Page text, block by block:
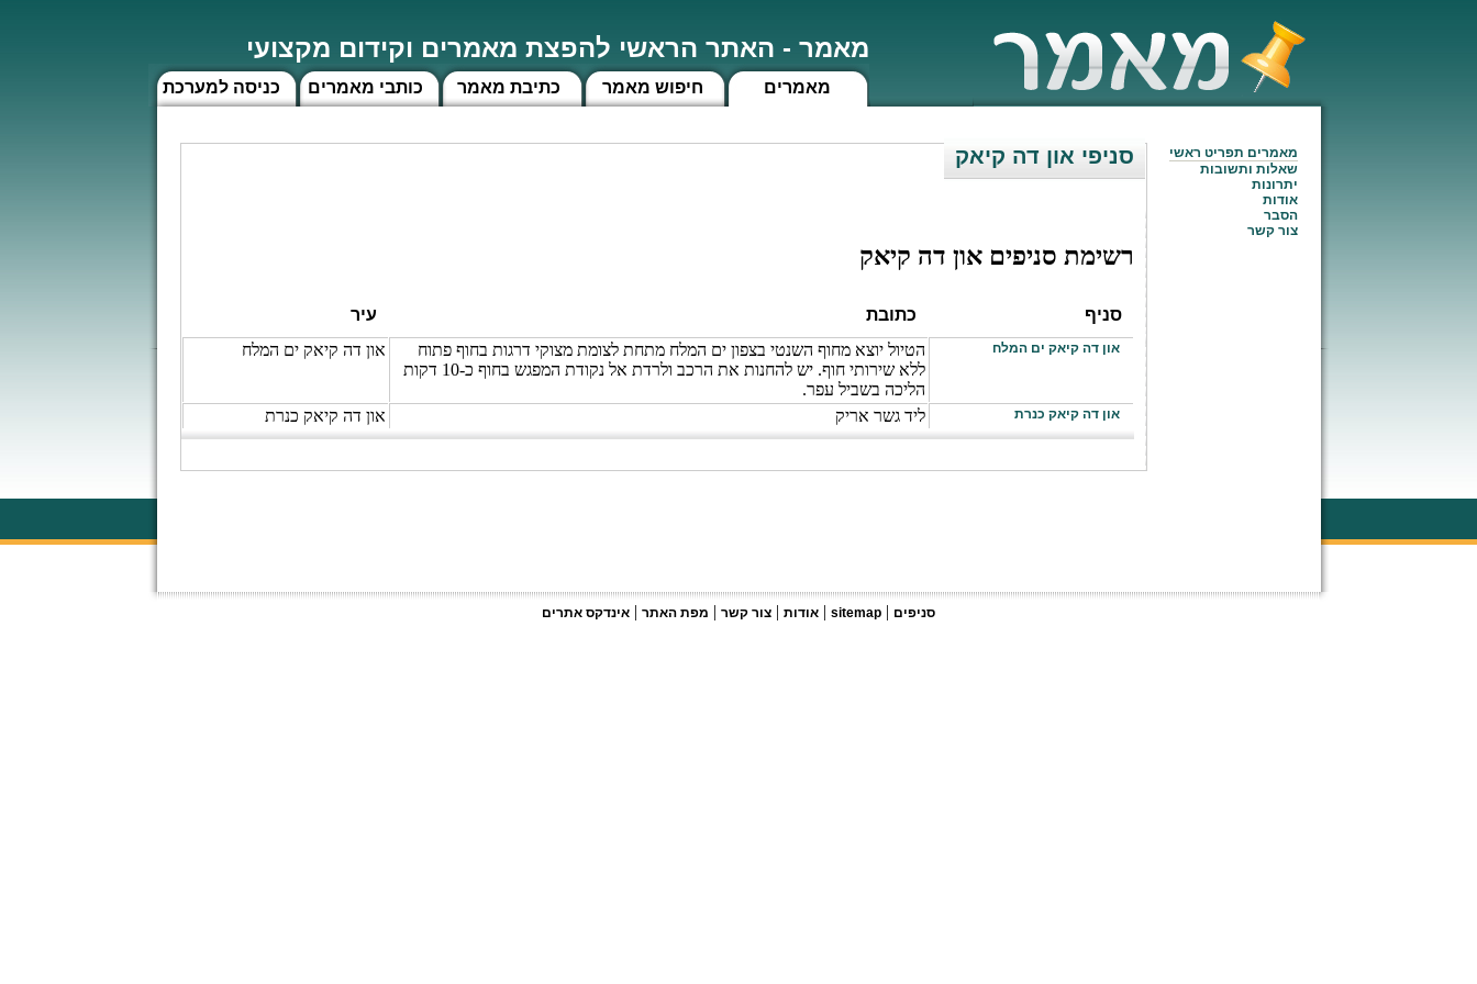
מאמר - האתר הראשי להפצת מאמרים וקידום מקצועי
כניסה למערכת כותבי מאמרים כתיבת מאמר חיפוש מאמר מאמרים
סניפי און דה קיאק
רשימת סניפיםאון דה קיאק
סניף כתובת עיר
און דה קיאק ים המלח
הטיול יוצא מחוף השנטי בצפון ים המלח מתחת לצומת מצוקי דרגות בחוף פתוח
ללא שירותי חוף. יש להחנות את הרכב ולרדת אל נקודת המפגש בחוף כ-10 דקות
הליכה בשביל עפר.
און דה קיאק ים המלח
און דה קיאק כנרת ליד גשר אריק און דה קיאק כנרת
מאמרים תפריט ראשי
שאלות ותשובות
יתרונות
אודות
הסבר
צור קשר
אודות | צור קשר | מפת האתר | אינדקס אתרים | sitemap | סניפים